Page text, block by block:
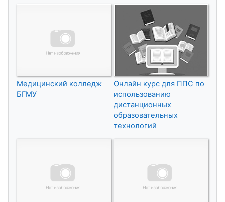
Медицинский колледж
БГМУ
Онлайн курс для ППС по
использованию
дистанционных
образовательных
технологий